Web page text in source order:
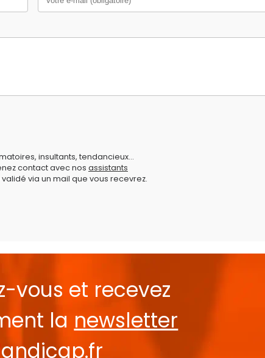
insultants, tendancieux...
contact avec nos assistants
via un mail que vous recevrez.
vous et recevez
la newsletter